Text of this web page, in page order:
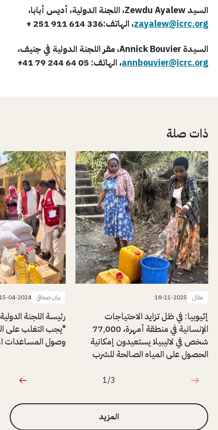
السيدZewdu Ayalew، اللجنة الدولية، أديس أبابا،
zayalew@icrc.org، الهاتف:336 614 911 251
+
السيدةAnnick Bouvier، مقر اللجنة الدولية في جنيف،
annbouvier@icrc.org، الهاتف: +41 79 244 64 05
ذات صلة
مقال 18-11-2025
إثيوبيا: في ظل تزايد الاحتياجات
الإنسانية في منطقة أمهرة، 77,000
شخص في لاليبيلا يستعيدون إمكانية
الحصول على المياه الصالحة للشرب
بيان صحافي 04-2024
رئيسة اللجنة
"يجب التغلب على
وصول المساعدات
1 من 3
1/3
المزيد